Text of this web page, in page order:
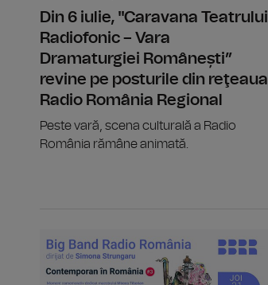
Din 6 iulie, "Caravana Teatrului
Radiofonic – Vara
Dramaturgiei Românești”
revine pe posturile din reţeaua
Radio România Regional
Peste vară, scena culturală a Radio
România rămâne animată.